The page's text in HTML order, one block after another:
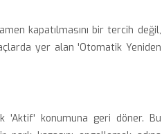
kapatılmasını bir tercih değil,
yer alan 'Otomatik Yeniden
'Aktif' konumuna geri döner. Bu